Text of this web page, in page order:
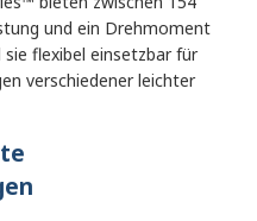
und ein Drehmoment
sie flexibel einsetzbar für
verschiedener leichter